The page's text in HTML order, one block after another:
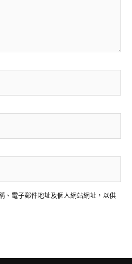
、電子郵件地址及個人網站網址，以供